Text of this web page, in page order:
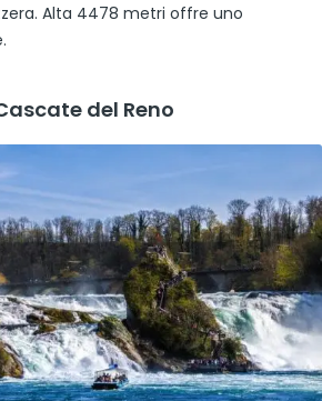
Alta 4478 metri offre uno
del Reno